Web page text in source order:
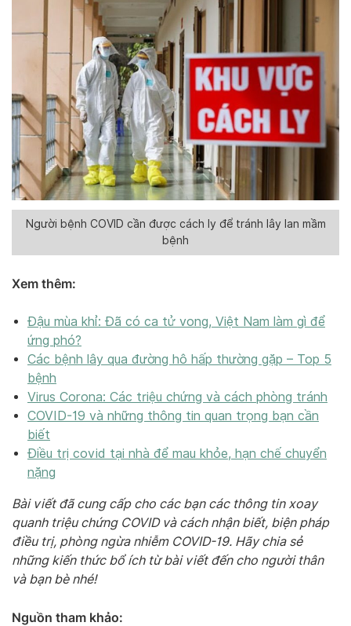
Người bệnh COVID cần được cách ly để tránh lây lan mầm
bệnh
Xem thêm:
Đậu mùa khỉ: Đã có ca tử vong, Việt Nam làm gì để
ứng phó?
Các bệnh lây qua đường hô hấp thường gặp – Top 5
bệnh
Virus Corona: Các triệu chứng và cách phòng tránh
COVID-19 và những thông tin quan trọng bạn cần
biết
Điều trị covid tại nhà để mau khỏe, hạn chế chuyển
nặng
Bài viết đã cung cấp cho các bạn các thông tin xoay
quanh triệu chứng COVID và cách nhận biết, biện pháp
điều trị, phòng ngừa nhiễm COVID-19. Hãy chia sẻ
những kiến thức bổ ích từ bài viết đến cho người thân
và bạn bè nhé!
Nguồn tham khảo: